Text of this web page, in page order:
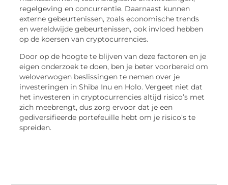
regelgeving en concurrentie. Daarnaast kunnen
externe gebeurtenissen, zoals economische trends
en wereldwijde gebeurtenissen, ook invloed hebben
op de koersen van cryptocurrencies.
Door op de hoogte te blijven van deze factoren en je
eigen onderzoek te doen, ben je beter voorbereid om
weloverwogen beslissingen te nemen over je
investeringen in Shiba Inu en Holo. Vergeet niet dat
het investeren in cryptocurrencies altijd risico’s met
zich meebrengt, dus zorg ervoor dat je een
gediversifieerde portefeuille hebt om je risico’s te
spreiden.